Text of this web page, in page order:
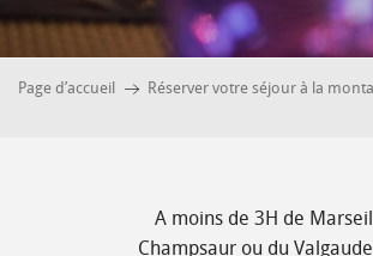
Page d’accueil Réserver votre séjour à la
A moins de 3H de
Champsaur ou du